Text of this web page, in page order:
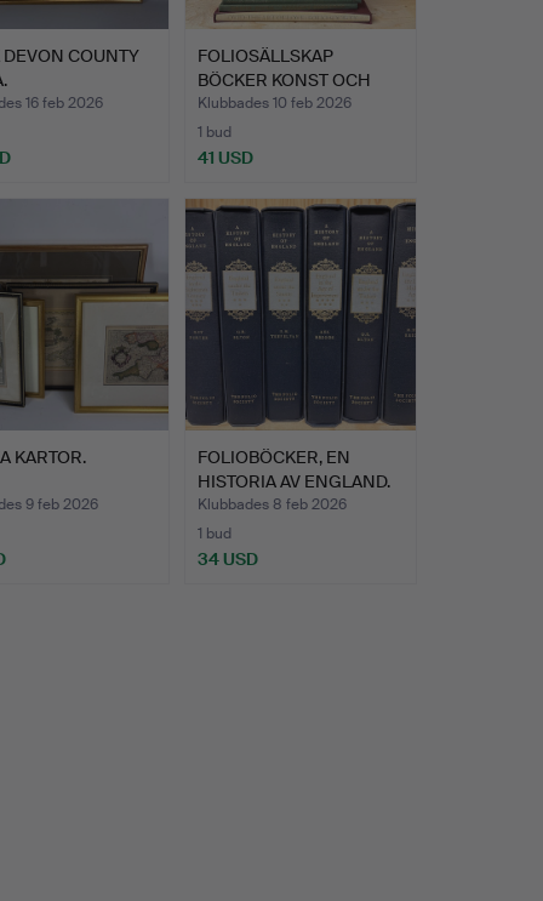
COUNTY
16 feb 2026
FOLIOSÄLLSKAP
BÖCKER KONST OCH
LITTERATUR.
Klubbades 10 feb 2026
1 bud
41 USD
KARTOR.
9 feb 2026
FOLIOBÖCKER, EN
HISTORIA AV ENGLAND.
Klubbades 8 feb 2026
1 bud
34 USD